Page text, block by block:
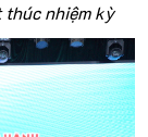
nhiệm kỳ